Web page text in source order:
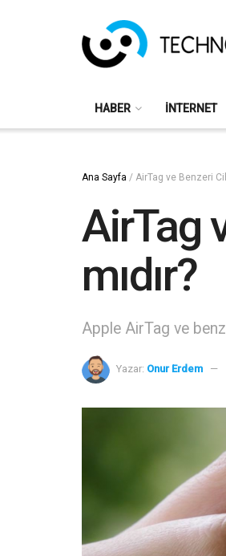
HABER İNTERNET
Ana Sayfa / AirTag ve Benzeri
AirTag
mıdır?
Apple AirTag ve
Yazar: Onur Erdem